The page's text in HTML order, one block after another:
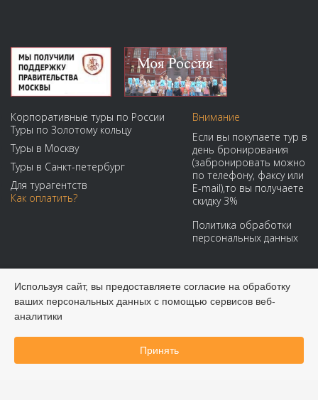
Забронировать онлайн
Корпоративные туры по России
Туры по Золотому кольцу
Туры в Москву
Туры в Санкт-петербург
Для турагентств
Как оплатить?
Внимание
Если вы покупаете тур в
день бронирования
(забронировать можно
по телефону, факсу или
E-mail),то вы получаете
скидку 3%
Политика обработки
персональных данных
Мы принимаем:
Используя сайт, вы предоставляете согласие на обработку
ваших персональных данных с помощью сервисов веб-
аналитики
Принять